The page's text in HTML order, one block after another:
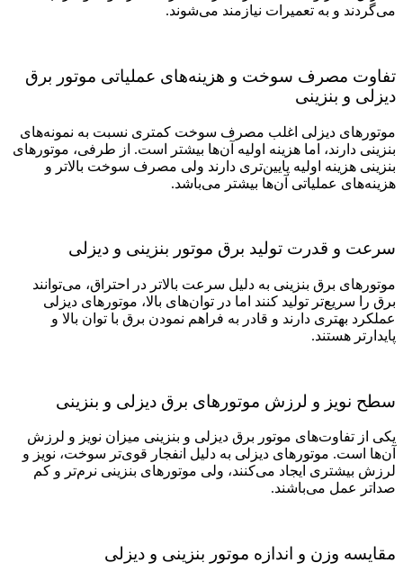
می‌گردند و به تعمیرات نیازمند می‌شوند.
تفاوت مصرف سوخت و هزینه‌های عملیاتی موتور برق
دیزلی و بنزینی
موتورهای دیزلی اغلب مصرف سوخت کمتری نسبت به نمونه‌های
بنزینی دارند، اما هزینه اولیه آن‌ها بیشتر است. از طرفی، موتورهای
بنزینی هزینه اولیه پایین‌‌تری دارند ولی مصرف سوخت بالاتر و
هزینه‌های عملیاتی آن‌ها بیشتر می‌باشد.
سرعت و قدرت تولید برق موتور بنزینی و دیزلی
موتورهای برق بنزینی به دلیل سرعت بالاتر در احتراق، می‌توانند
برق را سریع‌تر تولید کنند اما در توان‌های بالا، موتورهای دیزلی
عملکرد بهتری دارند و قادر به فراهم نمودن برق با توان بالا و
پایدارتر هستند.
سطح نویز و لرزش موتورهای برق دیزلی و بنزینی
یکی از تفاوت‌های موتور برق دیزلی و بنزینی میزان نویز و لرزش
آن‌ها است. موتورهای دیزلی به دلیل انفجار قوی‌‌تر سوخت، نویز و
لرزش بیشتری ایجاد می‌کنند، ولی موتورهای بنزینی نرم‌تر و کم‌
صداتر عمل می‌باشند.
مقایسه وزن و اندازه موتور بنزینی و دیزلی